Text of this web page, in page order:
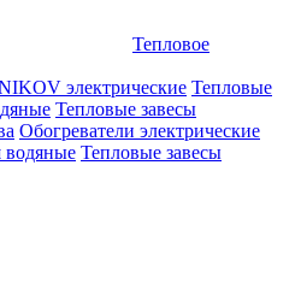
Тепловое
электрические Тепловые
Тепловые завесы
Обогреватели электрические
водяные Тепловые завесы